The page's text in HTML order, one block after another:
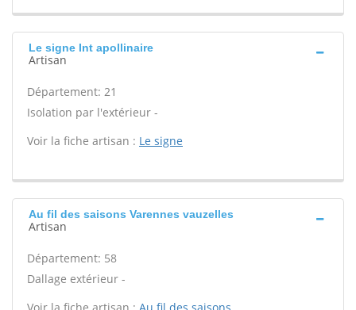
Le signe Int apollinaire
Artisan
Département: 21
Isolation par l'extérieur -
Voir la fiche artisan : Le signe
Au fil des saisons Varennes vauzelles
Artisan
Département: 58
Dallage extérieur -